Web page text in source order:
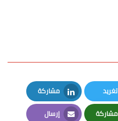
تغريد
Twitter
مشاركة
LinkedIn
مشاركة إرسال